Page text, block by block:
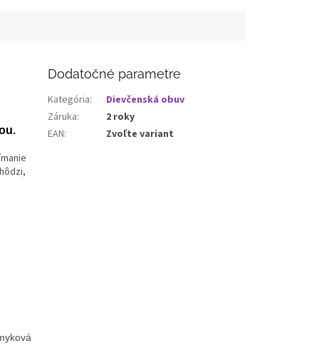
Dodatočné parametre
Kategória:
Dievčenská obuv
Záruka:
2 roky
EAN: Zvoľte variant